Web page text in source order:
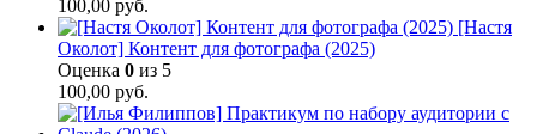
100,00 руб.
[Настя
Околот] Контент для фотографа (2025)
Оценка 0 из 5
100,00 руб.